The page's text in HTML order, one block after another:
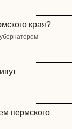
края?
пермского